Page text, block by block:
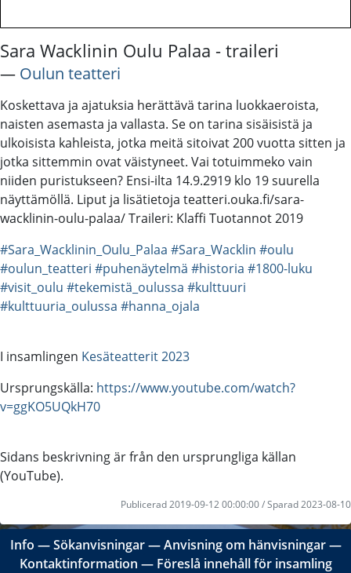
Sara Wacklinin Oulu Palaa - traileri
― Oulun teatteri
Koskettava ja ajatuksia herättävä tarina luokkaeroista,
naisten asemasta ja vallasta. Se on tarina sisäisistä ja
ulkoisista kahleista, jotka meitä sitoivat 200 vuotta sitten ja
jotka sittemmin ovat väistyneet. Vai totuimmeko vain
niiden puristukseen? Ensi-ilta 14.9.2919 klo 19 suurella
näyttämöllä. Liput ja lisätietoja teatteri.ouka.fi/sara-
wacklinin-oulu-palaa/ Traileri: Klaffi Tuotannot 2019
#Sara_Wacklinin_Oulu_Palaa #Sara_Wacklin #oulu
#oulun_teatteri #puhenäytelmä #historia #1800-luku
#visit_oulu #tekemistä_oulussa #kulttuuri
#kulttuuria_oulussa #hanna_ojala
I insamlingen Kesäteatterit 2023
Ursprungskälla: https://www.youtube.com/watch?
v=ggKO5UQkH70
Sidans beskrivning är från den ursprungliga källan
(YouTube).
Publicerad 2019-09-12 00:00:00 / Sparad 2023-08-10
Info ―Sökanvisningar―Anvisning om hänvisningar―
Kontaktinformation ― Föreslå innehåll för insamling